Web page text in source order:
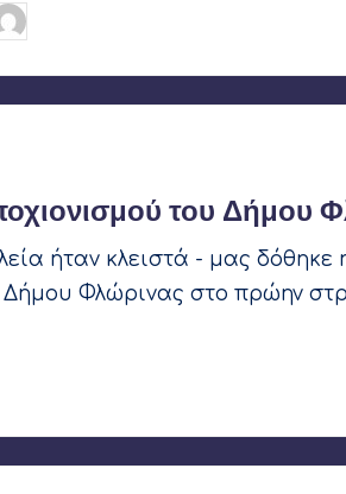
του Δήμου
ήταν κλειστά - μας δόθηκε
Δήμου Φλώρινας στο πρώην